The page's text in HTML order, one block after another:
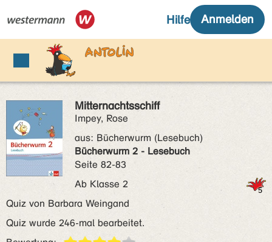
Mitternachtsschiff
Impey, Rose
aus: Bücherwurm (Lesebuch)
Bücherwurm 2 - Lesebuch
Seite 82-83
Ab Klasse 2
Quiz von Barbara Weingand
Quiz wurde 246-mal bearbeitet.